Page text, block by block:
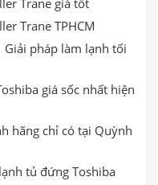
Trane giá tốt
Trane TPHCM
pháp làm lạnh tối
giá sốc nhất hiện
hãng chỉ có tại Quỳnh
tủ đứng Toshiba